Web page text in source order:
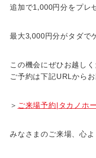
追加で1,000円分をプレ
最大3,000円分がタダで
この機会にぜひお越しく
ご予約は下記URLからお
＞ ご来場予約|タカノホ
みなさまのご来場、心